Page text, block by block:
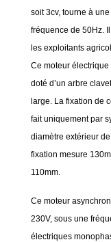
soit 3cv, tourne à
fréquence de 50Hz.
les exploitants
Ce moteur électrique
doté d’un arbre
large. La fixation de
fait uniquement par
diamètre extérieur
fixation mesure
110mm.
Ce moteur
230V, sous une
électriques